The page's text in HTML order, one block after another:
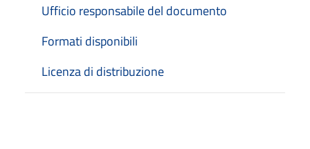
Ufficio responsabile del documento
Formati disponibili
Licenza di distribuzione